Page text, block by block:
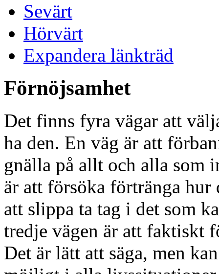
Sevärt
Hörvärt
Expandera länkträd
Förnöjsamhet
Det finns fyra vägar att
ha den. En väg är att
gnälla på allt och alla som
är att försöka förtränga hur
att slippa ta tag i det som
tredje vägen är att faktiskt
Det är lätt att säga, men